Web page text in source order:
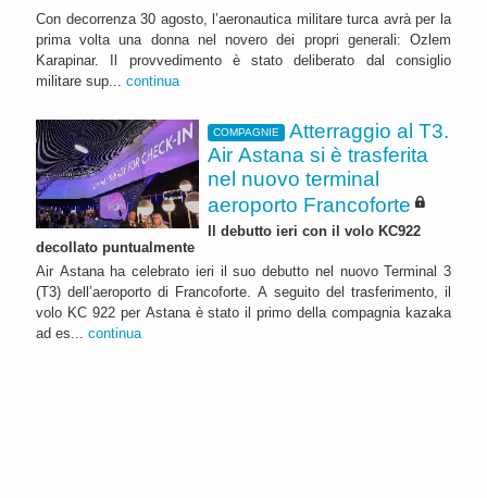
Con decorrenza 30 agosto, l’aeronautica militare turca avrà per la
prima volta una donna nel novero dei propri generali: Ozlem
Karapinar. Il provvedimento è stato deliberato dal consiglio
militare sup... continua
COMPAGNIE
Atterraggio al T3.
Air Astana si è trasferita
nel nuovo terminal
aeroporto Francoforte
Il debutto ieri con il volo KC922
decollato puntualmente
Air Astana ha celebrato ieri il suo debutto nel nuovo Terminal 3
(T3) dell’aeroporto di Francoforte. A seguito del trasferimento, il
volo KC 922 per Astana è stato il primo della compagnia kazaka
ad es... continua